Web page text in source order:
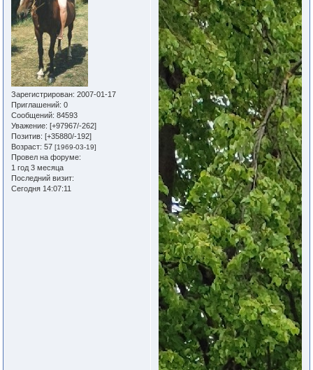
Зарегистрирован: 2007-01-17
Приглашений: 0
Сообщений: 84593
Уважение: [+97967/-262]
Позитив: [+35880/-192]
Возраст: 57[1969-03-19]
Провел на форуме:
1 год 3 месяца
Последний визит:
Сегодня 14:07:11